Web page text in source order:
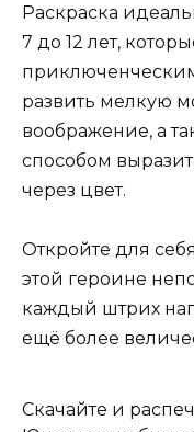
Раскраска
7 до 12 лет,
развить мелкую
воображение, а
способом
через цвет.
Откройте для
этой героине
каждый штрих
ещё более
Скачайте и